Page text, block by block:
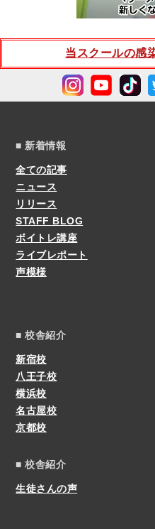
当スクールの感
■ 新着情報
全ての記事
ニュース
リリース
STAFF BLOG
ボイトレ講座
ライブレポート
声模様
■ 校舎紹介
新宿校
八王子校
横浜校
名古屋校
京都校
■ 校舎紹介
生徒さんの声